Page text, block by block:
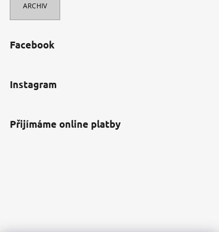
ARCHIV
Facebook
Instagram
Přijímáme online platby